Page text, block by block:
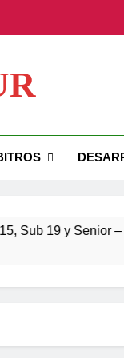
TOP
TOP
19 y Senior – 15